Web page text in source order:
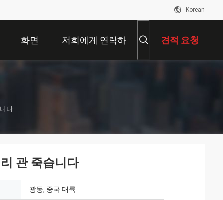
Korean
화면 저희에게 연락하 견적 요청
다
관 죽습니다
광동, 중국 대륙